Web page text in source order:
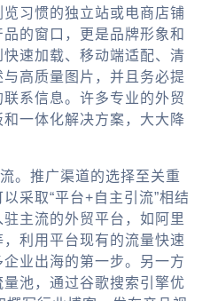
习惯的独立站或电商店铺
的窗口，更是品牌形象和
速加载、移动端适配、清
高质量图片，并且务必提
系信息。许多专业的外贸
一体化解决方案，大大降
。推广渠道的选择至关重
采取“平台+自主引流”相结
主流的外贸平台 ，如阿里
利用平台现有的流量快速
业出海的第一步。另一方
池，通过谷歌搜索引擎优